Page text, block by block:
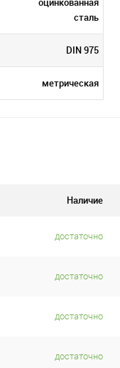
сталь
DIN 975
метрическая
Наличие
достаточно
достаточно
достаточно
достаточно